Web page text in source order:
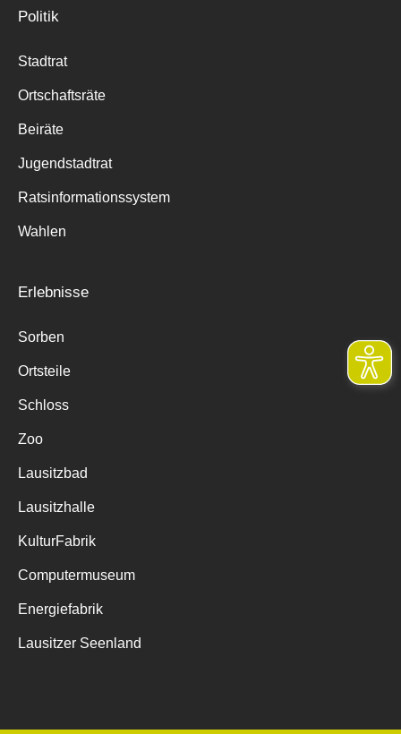
Politik
Stadtrat
Ortschaftsräte
Beiräte
Jugendstadtrat
Ratsinformationssystem
Wahlen
Erlebnisse
Sorben
Ortsteile
Schloss
Zoo
Lausitzbad
Lausitzhalle
KulturFabrik
Computermuseum
Energiefabrik
Lausitzer Seenland